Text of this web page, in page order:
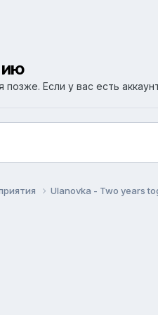
Если у вас есть
Ulanovka - Two years